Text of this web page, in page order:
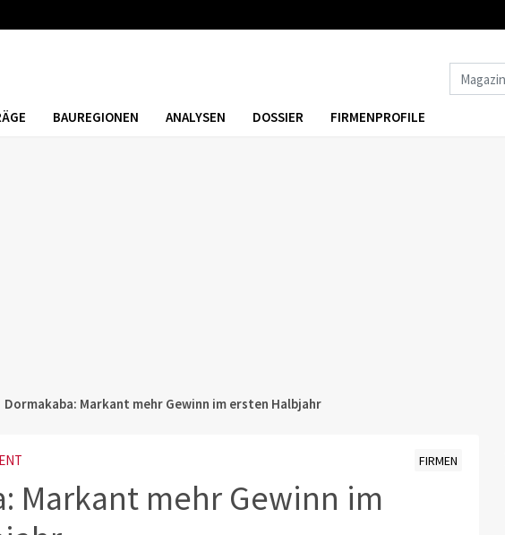
BAUREGIONEN ANALYSEN DOSSIER FIRMENPROFILE
Dormakaba: Markant mehr Gewinn im ersten Halbjahr
FIRMEN
Markant mehr Gewinn im